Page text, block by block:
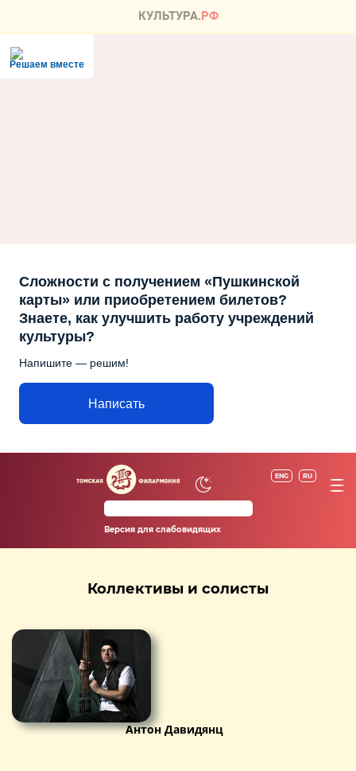
Решаем вместе
Сложности с получением «Пушкинской
карты» или приобретением билетов?
Знаете, как улучшить работу учреждений
культуры?
Напишите — решим!
Написать
ENG RU
Версия для слабовидящих
Коллективы и солисты
Антон Давидянц